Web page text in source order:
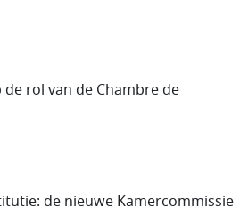
rol van de Chambre de
de nieuwe Kamer­commissie